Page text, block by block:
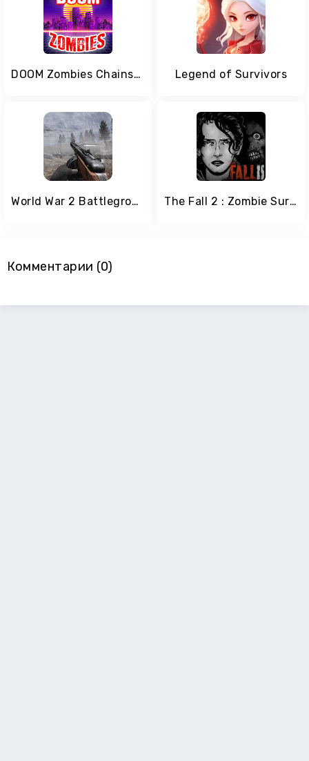
DOOM Zombies Chainsaw:Devil Blood Dungeon Monsters Legend of Survivors
World War 2 Battleground Survival Winter Shooter The Fall 2 : Zombie Survival
Комментарии (0)